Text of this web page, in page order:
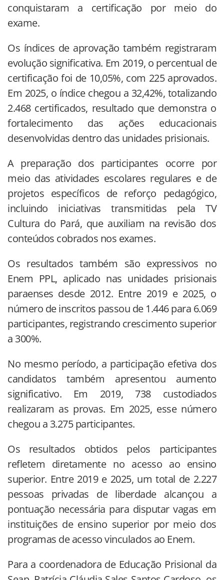
conquistaram a certificação por meio do
exame.
Os índices de aprovação também registraram
evolução significativa. Em 2019, o percentual de
certificação foi de 10,05%, com 225 aprovados.
Em 2025, o índice chegou a 32,42%, totalizando
2.468 certificados, resultado que demonstra o
fortalecimento das ações educacionais
desenvolvidas dentro das unidades prisionais.
A preparação dos participantes ocorre por
meio das atividades escolares regulares e de
projetos específicos de reforço pedagógico,
incluindo iniciativas transmitidas pela TV
Cultura do Pará, que auxiliam na revisão dos
conteúdos cobrados nos exames.
Os resultados também são expressivos no
Enem PPL, aplicado nas unidades prisionais
paraenses desde 2012. Entre 2019 e 2025, o
número de inscritos passou de 1.446 para 6.069
participantes, registrando crescimento superior
a 300%.
No mesmo período, a participação efetiva dos
candidatos também apresentou aumento
significativo. Em 2019, 738 custodiados
realizaram as provas. Em 2025, esse número
chegou a 3.275 participantes.
Os resultados obtidos pelos participantes
refletem diretamente no acesso ao ensino
superior. Entre 2019 e 2025, um total de 2.227
pessoas privadas de liberdade alcançou a
pontuação necessária para disputar vagas em
instituições de ensino superior por meio dos
programas de acesso vinculados ao Enem.
Para a coordenadora de Educação Prisional da